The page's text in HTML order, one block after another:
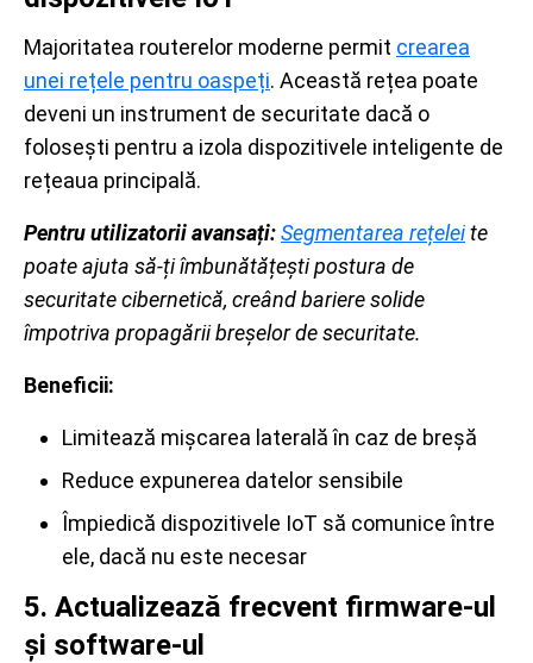
Majoritatea routerelor moderne permit crearea
unei rețele pentru oaspeți. Această rețea poate
deveni un instrument de securitate dacă o
folosești pentru a izola dispozitivele inteligente de
rețeaua principală.
Pentru utilizatorii avansați:Segmentarea rețeleite
poate ajuta să-ți îmbunătățești postura de
securitate cibernetică, creând bariere solide
împotriva propagării breșelor de securitate.
Beneficii:
Limitează mișcarea laterală în caz de breșă
Reduce expunerea datelor sensibile
Împiedică dispozitivele IoT să comunice între
ele, dacă nu este necesar
5. Actualizează frecvent firmware-ul
și software-ul